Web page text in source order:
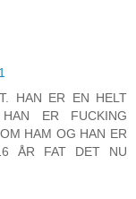
HAN ER EN HELT
ER FUCKING
HAM OG HAN ER
ÅR FAT DET NU